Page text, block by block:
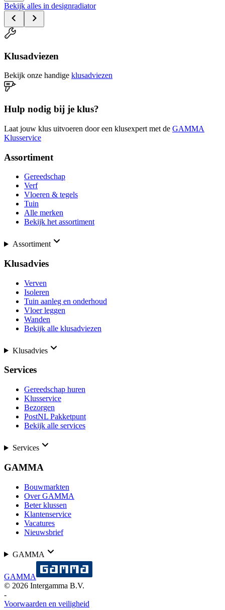
Bekijk alles in designradiator
Klusadviezen
Bekijk onze handige klusadviezen
Hulp nodig bij je klus?
Laat jouw klus uitvoeren door een klusexpert met de GAMMA
Klusservice
Assortiment
Gereedschap
Verf
Vloeren & tegels
Tuin
Alle merken
Bekijk het assortiment
Assortiment
Klusadvies
Verven
Isoleren
Tuin aanleg en onderhoud
Vloer leggen
Wanden
Bekijk alle klusadviezen
Klusadvies
Services
Gereedschap huren
Klusservice
Bezorgen
PostNL Pakketpunt
Bekijk alle services
Services
GAMMA
Bouwmarkten
Over GAMMA
Beter klussen
Klantenservice
Vacatures
Nieuwsbrief
GAMMA
GAMMA
© 2026 Intergamma B.V.
-
Voorwaarden en veiligheid